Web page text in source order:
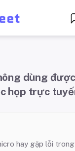
dùng
họp trực
hay gặp lỗi